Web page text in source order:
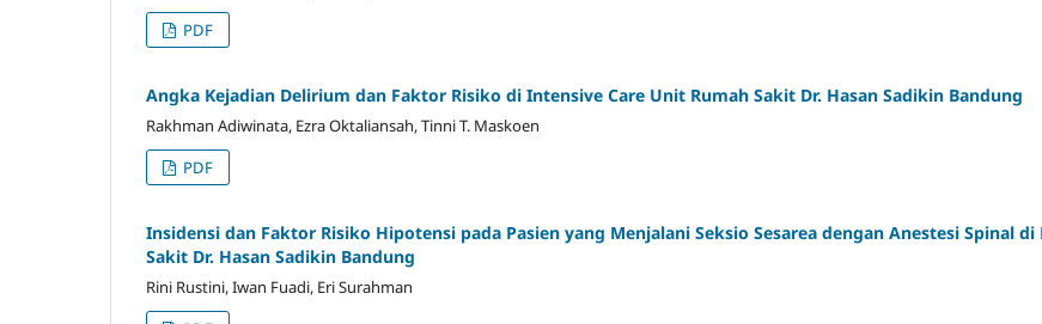
PDF
Angka Kejadian Delirium dan Faktor Risiko di Intensive Care Unit Rumah Sakit Dr. Hasan Sadikin Bandung
Rakhman Adiwinata, Ezra Oktaliansah, Tinni T. Maskoen
PDF
Insidensi dan Faktor Risiko Hipotensi pada Pasien yang Menjalani Seksio Sesarea dengan Anestesi Spinal di
Sakit Dr. Hasan Sadikin Bandung
Rini Rustini, Iwan Fuadi, Eri Surahman